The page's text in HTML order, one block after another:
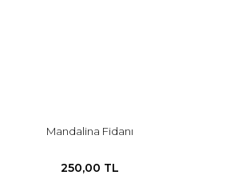
Mandalina Fidanı
250,00 TL